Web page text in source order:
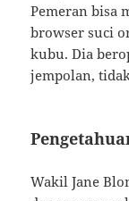
Pemeran bisa
browser suci
kubu. Dia
jempolan,
Wakil Jane